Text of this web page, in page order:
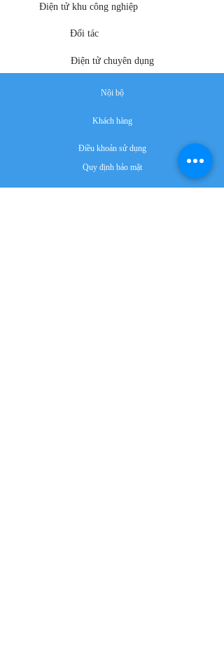
Điện tử khu công nghiệp
Đối tác
Điện tử chuyên dụng
Nội bộ
Khách hàng
Điều khoản sử dụng
Quy định bảo mật